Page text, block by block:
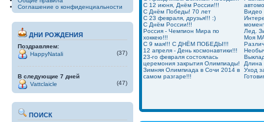
Соглашение о конфиденциальности
ДНИ РОЖДЕНИЯ
Поздравляем:
HappyNatali
(37)
В следующие 7 дней
Vattclaicle
(47)
ПОИСК
С 12 июня, Днём России!!!
С Днём Победы! 70 лет
С 23 февраля, друзья!!! :)
С Днём России!!!
Россия - Чемпион Мира по
хоккею!!!
С 9 мая!!! С ДНЁМ ПОБЕДЫ!!!
12 апреля - День космонавтики!!!
23-го февраля состоялась
церемония закрытия Олимпиады!
Зимняя Олимпиада в Сочи 2014 в
самом разгаре!!!
Видео
Лед.
Моя
Длина
Уход